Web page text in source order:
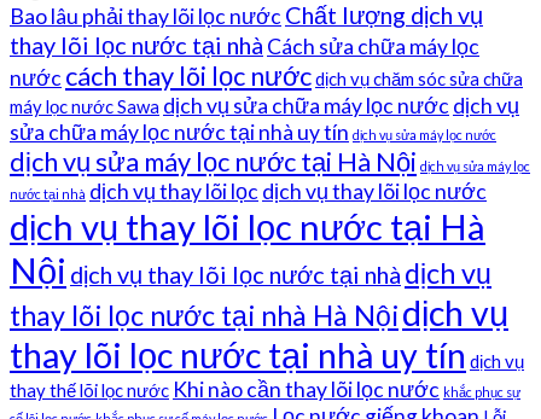
Bao lâu phải thay lõi lọc nước Chất lượng dịch vụ
thay lõi lọc nước tại nhà Cách sửa chữa máy lọc
nước cách thay lõi lọc nướcdịch vụ chăm sóc sửa chữa
máy lọc nước Sawa dịch vụ sửa chữa máy lọc nước dịch vụ
sửa chữa máy lọc nước tại nhà uy tín dịch vụ sửa máy lọc nước
dịch vụ sửa máy lọc nước tại Hà Nội dịch vụ sửa máy lọc
nước tại nhà dịch vụ thay lõi lọc dịch vụ thay lõi lọc nước
dịch vụ thay lõi lọc nước tại Hà
Nội dịch vụ thay lõi lọc nước tại nhà dịch vụ
thay lõi lọc nước tại nhà Hà Nộidịch vụ
thay lõi lọc nước tại nhà uy tín dịch vụ
thay thế lõi lọc nước Khi nào cần thay lõi lọc nước khắc phục sự